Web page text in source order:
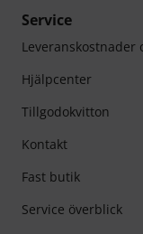
Service
Leveranskostnader
Hjälpcenter
Tillgodokvitton
Kontakt
Fast butik
Service överblick